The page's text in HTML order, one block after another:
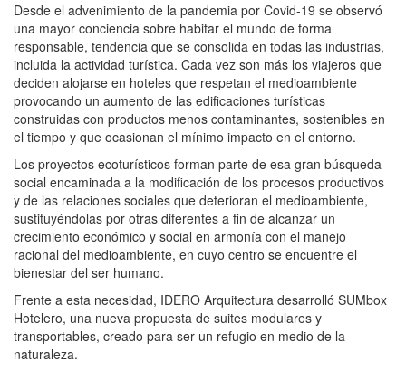
Desde el advenimiento de la pandemia por Covid-19 se observó
una mayor conciencia sobre habitar el mundo de forma
responsable, tendencia que se consolida en todas las industrias,
incluida la actividad turística. Cada vez son más los viajeros que
deciden alojarse en hoteles que respetan el medioambiente
provocando un aumento de las edificaciones turísticas
construidas con productos menos contaminantes, sostenibles en
el tiempo y que ocasionan el mínimo impacto en el entorno.
Los proyectos ecoturísticos forman parte de esa gran búsqueda
social encaminada a la modificación de los procesos productivos
y de las relaciones sociales que deterioran el medioambiente,
sustituyéndolas por otras diferentes a fin de alcanzar un
crecimiento económico y social en armonía con el manejo
racional del medioambiente, en cuyo centro se encuentre el
bienestar del ser humano.
Frente a esta necesidad, IDERO Arquitectura desarrolló SUMbox
Hotelero, una nueva propuesta de suites modulares y
transportables, creado para ser un refugio en medio de la
naturaleza.